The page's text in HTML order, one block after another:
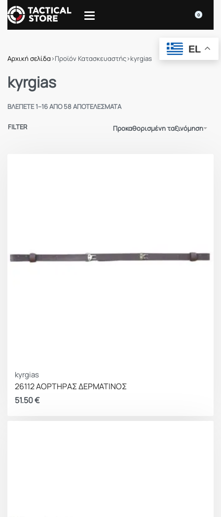
0
Αρχική σελίδα›Προϊόν Κατασκευαστής›kyrgias
kyrgias
ΒΛΈΠΕΤΕ 1–16 ΑΠΌ 58 ΑΠΟΤΕΛΈΣΜΑΤΑ
Προκαθορισμένη ταξινόμηση
FILTER
kyrgias
26112 ΑΟΡΤΗΡΑΣ ΔΕΡΜΑΤΙΝΟΣ
51.50€
EL